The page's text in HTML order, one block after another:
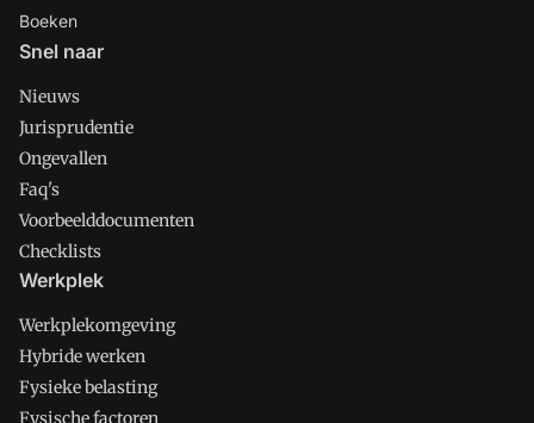
Boeken
Snel naar
Nieuws
Jurisprudentie
Ongevallen
Faq's
Voorbeelddocumenten
Checklists
Werkplek
Werkplekomgeving
Hybride werken
Fysieke belasting
Fysische factoren